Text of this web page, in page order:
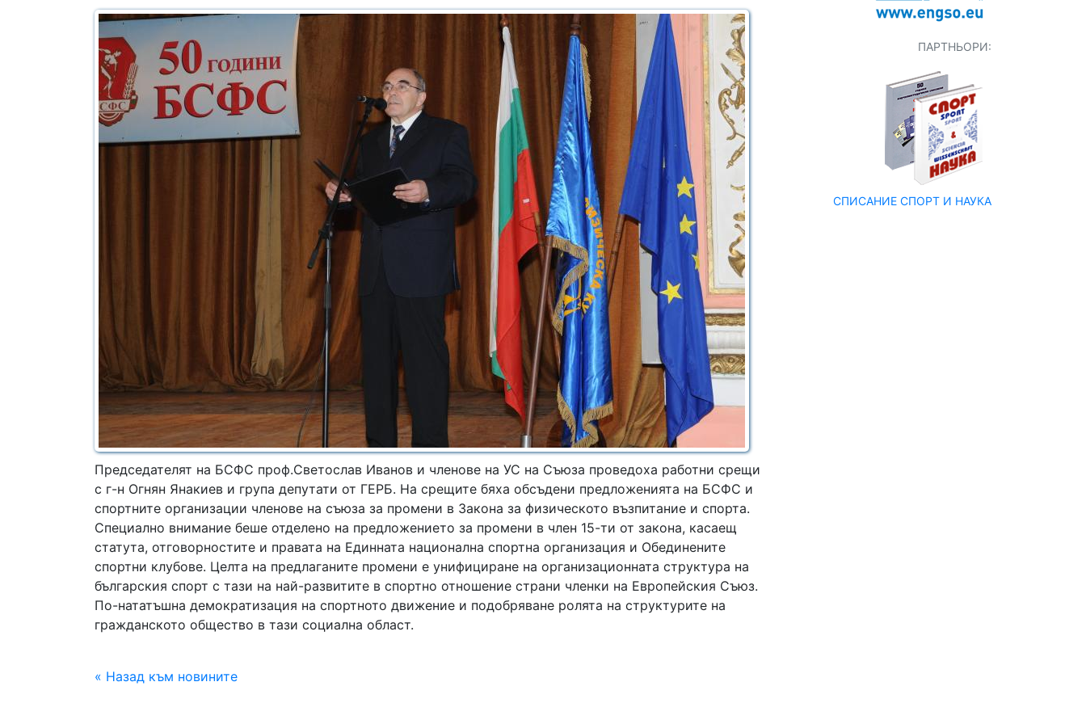
Председателят на БСФС проф.Светослав Иванов и членове на УС на Съюза проведоха работни срещи
с г-н Огнян Янакиев и група депутати от ГЕРБ. На срещите бяха обсъдени предложенията на БСФС и
спортните организации членове на съюза за промени в Закона за физическото възпитание и спорта.
Специално внимание беше отделено на предложението за промени в член 15-ти от закона, касаещ
статута, отговорностите и правата на Единната национална спортна организация и Обединените
спортни клубове. Целта на предлаганите промени е унифициране на организационната структура на
българския спорт с тази на най-развитите в спортно отношение страни членки на Европейския Съюз.
По-нататъшна демократизация на спортното движение и подобряване ролята на структурите на
гражданското общество в тази социална област.
« Назад към новините
ПАРТНЬОРИ:
СПИСАНИЕ СПОРТ И НАУКА